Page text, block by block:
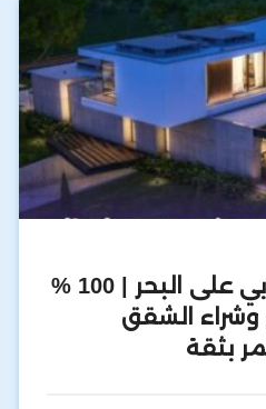
فلل للبيع في دبي على البحر | 100 %
الشقق
بثقة